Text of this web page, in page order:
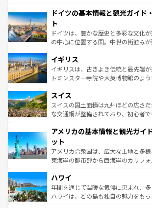
せる。地方によって風土や気候が異
ンテンツ一覧 を参照してほしい。
で、幅広い魅力が詰まっている。華
聖堂、美しいビーチ、そして豊かな自
から魅了する。また、フランスは美
れ、フランス料理はユネスコ無形文
香り高いラベンダー畑など、多彩な楽
らに、パリ以外の地域にも魅力が溢
も豊かな歴史と文化が息づいている。
を参照してほしい。
ドイツの基本情報と観光ガイド
ト
ドイツは、豊かな歴史と多彩な文化
の中心に位置する国。中世の街並み
顔を持つこの国は、どこを歩いても飽
ルリンの文化的活気、バイエルン州
してライン川沿いのワイン畑といっ
は、お酒好きな人にはぜひ体験してほしい。 なお
ドイツ情報はコンテンツ一覧を参照
イギリス
イギリスは、古きよき伝統と最先端
トミンスター寺院や大英博物館のよ
リアごとに異なる魅力がある。また、
ティー、ビール好きにはたまらない
戦など、本場だからこそできる体験
ンツ一覧を参照してほしい。
スイス
スイスの国土面積は九州ほどの広さ
な交通網が整備されており、初心者
の建物がそのまま残る町や、スイスな
博物館もあり、アルプス観光だけでな
ことができる。国民の所得が高いため
者向けの交通パス提供のサービスも
着のスイス情報は
アメリカの基本情報と観光ガイ
ット
アメリカ合衆国は、広大な土地と多様
東海岸の都市部から西海岸のカリフ
のような巨大都市は、観光、ショッピ
ンメントが詰まった刺激的なスポッ
西部には大自然が広がり、グランド
ハワイ
年間を通じて温暖な気候に恵まれ、
ハワイは、どの島も独自の魅力をも